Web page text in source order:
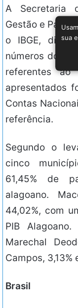
A Secretaria
Gestão e
o IBGE,
números do
referentes
apresentados
Contas
referência.
Segundo o
cinco
61,45% de
alagoano.
44,02%, com
PIB
Marechal
Campos, 3,13%
Brasil
sua